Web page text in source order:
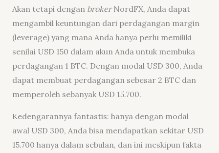
Akan tetapi dengan brokerNordFX, Anda dapat
mengambil keuntungan dari perdagangan margin
(leverage) yang mana Anda hanya perlu memiliki
senilai USD 150 dalam akun Anda untuk membuka
perdagangan 1 BTC. Dengan modal USD 300, Anda
dapat membuat perdagangan sebesar 2 BTC dan
memperoleh sebanyak USD 15.700.
Kedengarannya fantastis: hanya dengan modal
awal USD 300, Anda bisa mendapatkan sekitar USD
15.700 hanya dalam sebulan, dan ini meskipun fakta